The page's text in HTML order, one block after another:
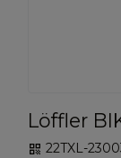
Löffler
qr_code 22TXL-